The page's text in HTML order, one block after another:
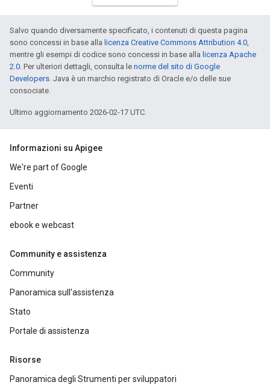
Salvo quando diversamente specificato, i contenuti di questa pagina
sono concessi in base alla licenza Creative Commons Attribution 4.0
mentre gli esempi di codice sono concessi in base alla licenza Apache
2.0 . Per ulteriori dettagli, consulta le norme del sito di Google
Developers . Java è un marchio registrato di Oracle e/o delle sue
consociate.
Ultimo aggiornamento 2026-02-17 UTC.
Informazioni su Apigee
We're part of Google
Eventi
Partner
ebook e webcast
Community e assistenza
Community
Panoramica sull'assistenza
Stato
Portale di assistenza
Risorse
Panoramica degli Strumenti per sviluppatori